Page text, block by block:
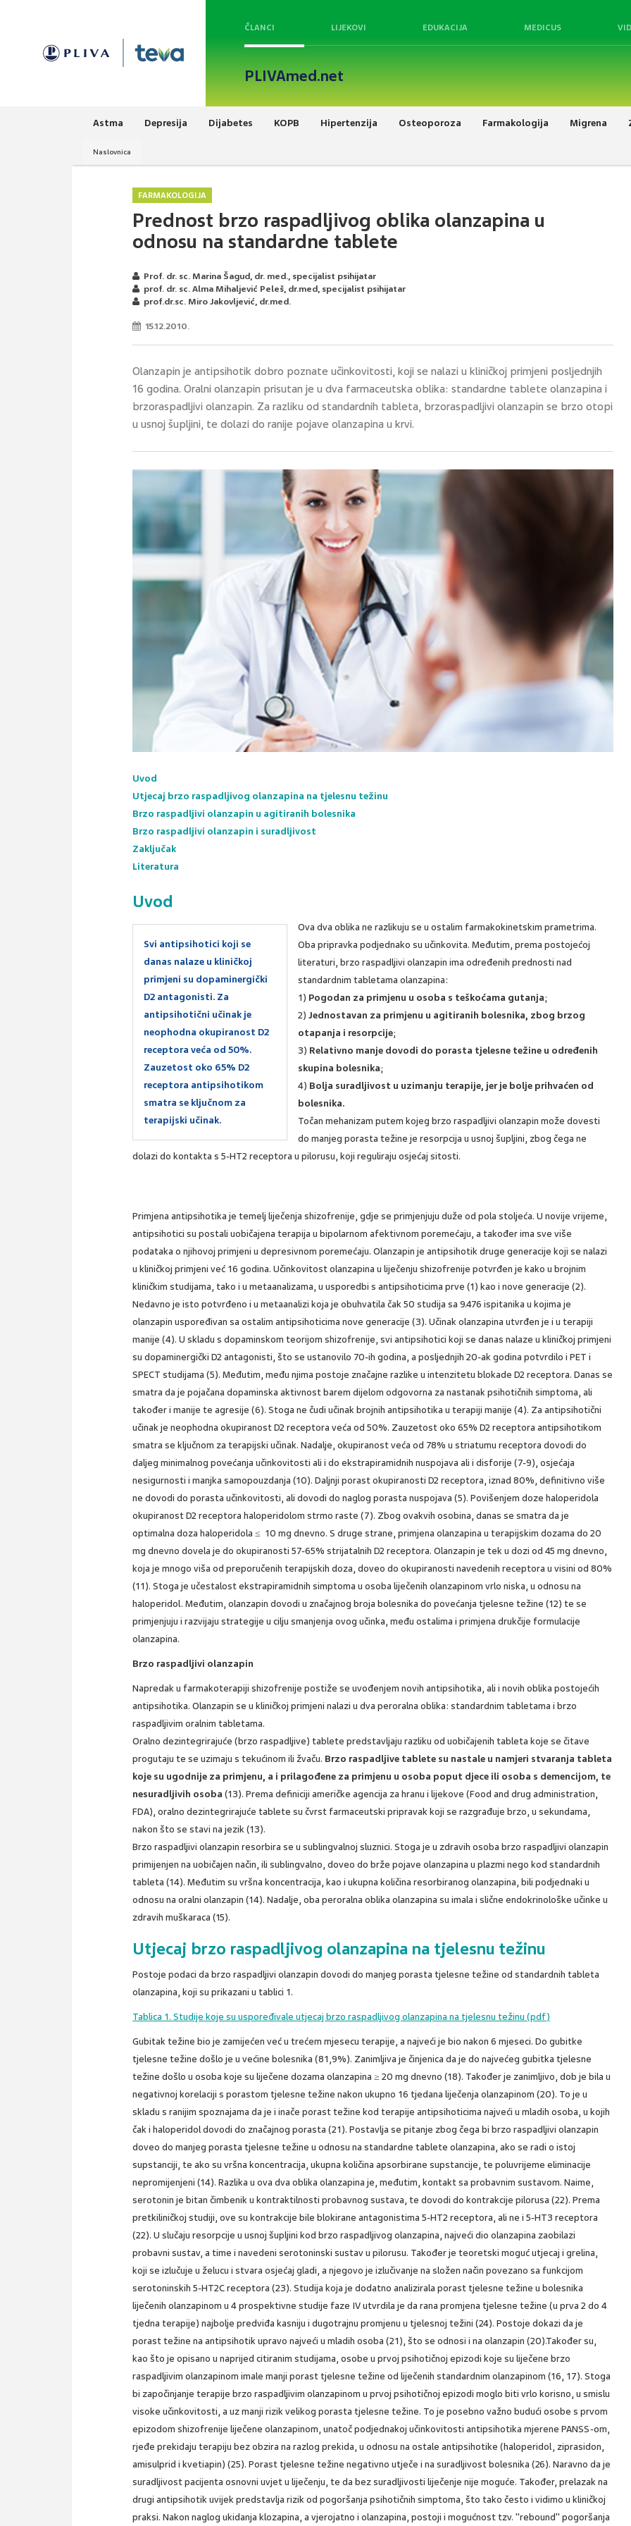
ČLANCI LIJEKOVI EDUKACIJA MEDICUS
PLIVAmed.net
Astma Depresija Dijabetes KOPB Hipertenzija Osteoporoza Farmakologija Migrena
Naslovnica
FARMAKOLOGIJA
Prednost brzo raspadljivog oblika olanzapina u
odnosu na standardne tablete
Prof. dr. sc. Marina Šagud, dr. med., specijalist psihijatar
prof. dr. sc. Alma Mihaljević Peleš, dr.med, specijalist psihijatar
prof.dr.sc. Miro Jakovljević, dr.med.
15.12.2010.
Olanzapin je antipsihotik dobro poznate učinkovitosti, koji se nalazi u kliničkoj primjeni posljednjih
16 godina. Oralni olanzapin prisutan je u dva farmaceutska oblika: standardne tablete olanzapina i
brzoraspadljivi olanzapin. Za razliku od standardnih tableta, brzoraspadljivi olanzapin se brzo otopi
u usnoj šupljini, te dolazi do ranije pojave olanzapina u krvi.
Uvod
Utjecaj brzo raspadljivog olanzapina na tjelesnu težinu
Brzo raspadljivi olanzapin u agitiranih bolesnika
Brzo raspadljivi olanzapin i suradljivost
Zaključak
Literatura
Uvod
Svi antipsihotici koji se
danas nalaze u kliničkoj
primjeni su dopaminergički
D2 antagonisti. Za
antipsihotični učinak je
neophodna okupiranost D2
receptora veća od 50%.
Zauzetost oko 65% D2
receptora antipsihotikom
smatra se ključnom za
terapijski učinak.
Ova dva oblika ne razlikuju se u ostalim farmakokinetskim prametrima.
Oba pripravka podjednako su učinkovita. Međutim, prema postojećoj
literaturi, brzo raspadljivi olanzapin ima određenih prednosti nad
standardnim tabletama olanzapina:
1) Pogodan za primjenu u osoba s teškoćama gutanja;
2)Jednostavan za primjenu u agitiranih bolesnika, zbog brzog
otapanja i resorpcije;
3) Relativno manje dovodi do porasta tjelesne težine u određenih
skupina bolesnika;
4) Bolja suradljivost u uzimanju terapije, jer je bolje prihvaćen od
bolesnika.
Točan mehanizam putem kojeg brzo raspadljivi olanzapin može dovesti
do manjeg porasta težine je resorpcija u usnoj šupljini, zbog čega ne
dolazi do kontakta s 5-HT2 receptora u pilorusu, koji reguliraju osjećaj sitosti.
Primjena antipsihotika je temelj liječenja shizofrenije, gdje se primjenjuju duže od pola stoljeća. U novije vrijeme,
antipsihotici su postali uobičajena terapija u bipolarnom afektivnom poremećaju, a također ima sve više
podataka o njihovoj primjeni u depresivnom poremećaju. Olanzapin je antipsihotik druge generacije koji se nalazi
u kliničkoj primjeni već 16 godina. Učinkovitost olanzapina u liječenju shizofrenije potvrđen je kako u brojnim
kliničkim studijama, tako i u metaanalizama, u usporedbi s antipsihoticima prve (1) kao i nove generacije (2).
Nedavno je isto potvrđeno i u metaanalizi koja je obuhvatila čak 50 studija sa 9.476 ispitanika u kojima je
olanzapin uspoređivan sa ostalim antipsihoticima nove generacije (3). Učinak olanzapina utvrđen je i u terapiji
manije (4). U skladu s dopaminskom teorijom shizofrenije, svi antipsihotici koji se danas nalaze u kliničkoj primjeni
su dopaminergički D2 antagonisti, što se ustanovilo 70-ih godina, a posljednjih 20-ak godina potvrdilo i PET i
SPECT studijama (5). Međutim, među njima postoje značajne razlike u intenzitetu blokade D2 receptora. Danas se
smatra da je pojačana dopaminska aktivnost barem dijelom odgovorna za nastanak psihotičnih simptoma, ali
također i manije te agresije (6). Stoga ne čudi učinak brojnih antipsihotika u terapiji manije (4). Za antipsihotični
učinak je neophodna okupiranost D2 receptora veća od 50%. Zauzetost oko 65% D2 receptora antipsihotikom
smatra se ključnom za terapijski učinak. Nadalje, okupiranost veća od 78% u striatumu receptora dovodi do
daljeg minimalnog povećanja učinkovitosti ali i do ekstrapiramidnih nuspojava ali i disforije (7-9), osjećaja
nesigurnosti i manjka samopouzdanja (10). Daljnji porast okupiranosti D2 receptora, iznad 80%, definitivno više
ne dovodi do porasta učinkovitosti, ali dovodi do naglog porasta nuspojava (5). Povišenjem doze haloperidola
okupiranost D2 receptora haloperidolom strmo raste (7). Zbog ovakvih osobina, danas se smatra da je
optimalna doza haloperidola ≤ 10 mg dnevno. S druge strane, primjena olanzapina u terapijskim dozama do 20
mg dnevno dovela je do okupiranosti 57-65% strijatalnih D2 receptora. Olanzapin je tek u dozi od 45 mg dnevno,
koja je mnogo viša od preporučenih terapijskih doza, doveo do okupiranosti navedenih receptora u visini od 80%
(11). Stoga je učestalost ekstrapiramidnih simptoma u osoba liječenih olanzapinom vrlo niska, u odnosu na
haloperidol. Međutim, olanzapin dovodi u značajnog broja bolesnika do povećanja tjelesne težine (12) te se
primjenjuju i razvijaju strategije u cilju smanjenja ovog učinka, među ostalima i primjena drukčije formulacije
olanzapina.
Brzo raspadljivi olanzapin
Napredak u farmakoterapiji shizofrenije postiže se uvođenjem novih antipsihotika, ali i novih oblika postojećih
antipsihotika. Olanzapin se u kliničkoj primjeni nalazi u dva peroralna oblika: standardnim tabletama i brzo
raspadljivim oralnim tabletama.
Oralno dezintegrirajuće (brzo raspadljive) tablete predstavljaju razliku od uobičajenih tableta koje se čitave
progutaju te se uzimaju s tekućinom ili žvaču. Brzo raspadljive tablete su nastale u namjeri stvaranja tableta
koje su ugodnije za primjenu, a i prilagođene za primjenu u osoba poput djece ili osoba s demencijom, te
nesuradljivih osoba(13). Prema definiciji američke agencija za hranu i lijekove (Food and drug administration,
FDA), oralno dezintegrirajuće tablete su čvrst farmaceutski pripravak koji se razgrađuje brzo, u sekundama,
nakon što se stavi na jezik (13).
Brzo raspadljivi olanzapin resorbira se u sublingvalnoj sluznici. Stoga je u zdravih osoba brzo raspadljivi olanzapin
primijenjen na uobičajen način, ili sublingvalno, doveo do brže pojave olanzapina u plazmi nego kod standardnih
tableta (14). Međutim su vršna koncentracija, kao i ukupna količina resorbiranog olanzapina, bili podjednaki u
odnosu na oralni olanzapin (14). Nadalje, oba peroralna oblika olanzapina su imala i slične endokrinološke učinke u
zdravih muškaraca (15).
Utjecaj brzo raspadljivog olanzapina na tjelesnu težinu
Postoje podaci da brzo raspadljivi olanzapin dovodi do manjeg porasta tjelesne težine od standardnih tableta
olanzapina, koji su prikazani u tablici 1.
Tablica 1. Studije koje su uspoređivale utjecaj brzo raspadljivog olanzapina na tjelesnu težinu (pdf)
Gubitak težine bio je zamijećen već u trećem mjesecu terapije, a najveći je bio nakon 6 mjeseci. Do gubitke
tjelesne težine došlo je u većine bolesnika (81,9%). Zanimljiva je činjenica da je do najvećeg gubitka tjelesne
težine došlo u osoba koje su liječene dozama olanzapina ≥ 20 mg dnevno (18). Također je zanimljivo, dob je bila u
negativnoj korelaciji s porastom tjelesne težine nakon ukupno 16 tjedana liječenja olanzapinom (20). To je u
skladu s ranijim spoznajama da je i inače porast težine kod terapije antipsihoticima najveći u mladih osoba, u kojih
čak i haloperidol dovodi do značajnog porasta (21). Postavlja se pitanje zbog čega bi brzo raspadljivi olanzapin
doveo do manjeg porasta tjelesne težine u odnosu na standardne tablete olanzapina, ako se radi o istoj
supstanciji, te ako su vršna koncentracija, ukupna količina apsorbirane supstancije, te poluvrijeme eliminacije
nepromijenjeni (14). Razlika u ova dva oblika olanzapina je, međutim, kontakt sa probavnim sustavom. Naime,
serotonin je bitan čimbenik u kontraktilnosti probavnog sustava, te dovodi do kontrakcije pilorusa (22). Prema
pretkiliničkoj studiji, ove su kontrakcije bile blokirane antagonistima 5-HT2 receptora, ali ne i 5-HT3 receptora
(22). U slučaju resorpcije u usnoj šupljini kod brzo raspadljivog olanzapina, najveći dio olanzapina zaobilazi
probavni sustav, a time i navedeni serotoninski sustav u pilorusu. Također je teoretski moguć utjecaj i grelina,
koji se izlučuje u želucu i stvara osjećaj gladi, a njegovo je izlučivanje na složen način povezano sa funkcijom
serotoninskih 5-HT2C receptora (23). Studija koja je dodatno analizirala porast tjelesne težine u bolesnika
liječenih olanzapinom u 4 prospektivne studije faze IV utvrdila je da rana promjena tjelesne težine (u prva 2 do 4
tjedna terapije) najbolje predviđa kasniju i dugotrajnu promjenu u tjelesnoj težini (24). Postoje dokazi da je
porast težine na antipsihotik upravo najveći u mladih osoba (21), što se odnosi i na olanzapin (20).Također su,
kao što je opisano u naprijed citiranim studijama, osobe u prvoj psihotičnoj epizodi koje su liječene brzo
raspadljivim olanzapinom imale manji porast tjelesne težine od liječenih standardnim olanzapinom (16, 17). Stoga
bi započinjanje terapije brzo raspadljivim olanzapinom u prvoj psihotičnoj epizodi moglo biti vrlo korisno, u smislu
visoke učinkovitosti, a uz manji rizik velikog porasta tjelesne težine. To je posebno važno budući osobe s prvom
epizodom shizofrenije liječene olanzapinom, unatoč podjednakoj učinkovitosti antipsihotika mjerene PANSS-om,
rjeđe prekidaju terapiju bez obzira na razlog prekida, u odnosu na ostale antipsihotike (haloperidol, ziprasidon,
amisulprid i kvetiapin) (25). Porast tjelesne težine negativno utječe i na suradljivost bolesnika (26). Naravno da je
suradljivost pacijenta osnovni uvjet u liječenju, te da bez suradljivosti liječenje nije moguće. Također, prelazak na
drugi antipsihotik uvijek predstavlja rizik od pogoršanja psihotičnih simptoma, što tako često i vidimo u kliničkoj
praksi. Nakon naglog ukidanja klozapina, a vjerojatno i olanzapina, postoji i mogućnost tzv. "rebound" pogoršanja